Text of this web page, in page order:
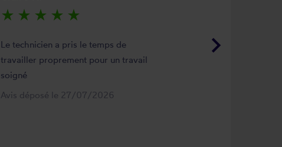
keyboard_arrow_right
star_rate star_rate star_rate star_rate star_rate
Le technicien a pris le temps de
travailler proprement pour un travail
soigné
Avis déposé le 27/07/2026